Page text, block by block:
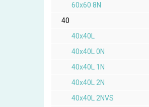
60x60 8N
40
40x40L
40x40L 0N
40x40L 1N
40x40L 2N
40x40L 2NVS